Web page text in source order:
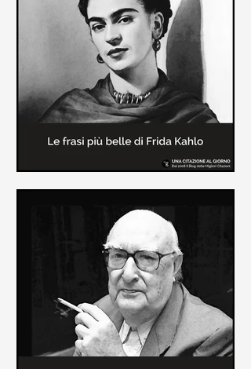
Raccolta delle frasi più belle del
Piccolo Principe che trasmettono il
messaggio più significativo: le cose
più importanti della vita (...)
In questa pagina sono raccolte le
frasi più belle di Frida Kahlo
sull'amore e sulla vita.